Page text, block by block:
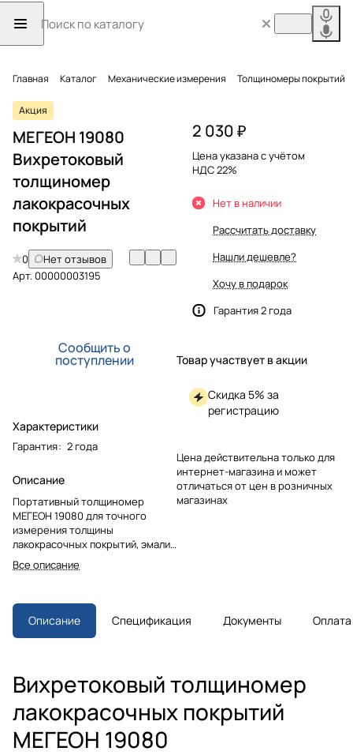
Главная Каталог Механические измерения Толщиномеры покрытий
Акция
МЕГЕОН 19080
Вихретоковый
толщиномер
лакокрасочных
покрытий
0
Нет отзывов
Арт.00000003195
Сообщить о
поступлении
Характеристики
Гарантия: 2 года
Описание
Портативный толщиномер
МЕГЕОН 19080 для точного
измерения толщины
лакокрасочных покрытий, эмали
и пластика на металлических
поверхностях. Работает без
корпус, автоматическая
калибровка и выбор единиц
измерения. Незаменим для
Все описание
2 030 ₽
Цена указана с учётом
НДС 22%
Нет в наличии
Рассчитать доставку
Нашли дешевле?
Хочу в подарок
Гарантия 2 года
Товар участвует в акции
Скидка 5% за
регистрацию
Цена действительна только для
интернет-магазина и может
отличаться от цен в розничных
магазинах
Описание Спецификация Документы Оплата
Вихретоковый толщиномер
лакокрасочных покрытий
МЕГЕОН 19080